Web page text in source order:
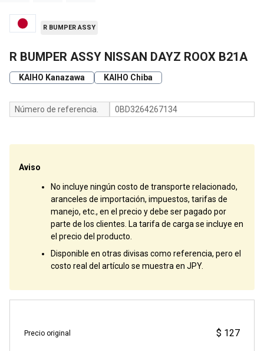
R BUMPER ASSY
R BUMPER ASSY NISSAN DAYZ ROOX B21A
KAIHO Kanazawa KAIHO Chiba
Número de referencia. 0BD3264267134
Aviso
No incluye ningún costo de transporte relacionado,
aranceles de importación, impuestos, tarifas de
manejo, etc., en el precio y debe ser pagado por
parte de los clientes. La tarifa de carga se incluye en
el precio del producto.
Disponible en otras divisas como referencia, pero el
costo real del artículo se muestra en JPY.
Precio original $ 127